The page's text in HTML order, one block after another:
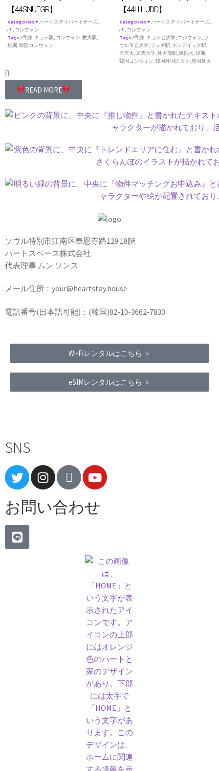
【44SNUEGR】
Categories♥ ハートステイパートナーズ,
all, コシウォン
Tags2号線, キョデ駅, コシウォン,教大駅,
短期,韓国コシウォン
【44HIHUDD】
Categories♥ ハートステイパートナーズ,
all, コシウォン
Tags2号線, キョンヒ大学, コシウォン, ソ
ウル市立大学, フェギ駅,ホンデイック駅,
光雲大,光雲大学,外大前駅, 慶熙大,短期,
韓国コシウォン,韓国外国語大学,韓国外大
READ MORE
ソウル特別市江南区奉恩寺路129 18階
ハートスペース株式会社
代表理事 ムン·ソンス
メール住所：your@heartstay.house
電話番号(日本語可能)：(韓国)82-10-3662-7830
Wi-Fiレンタルはこちら ＞
eSIMレンタルはこちら ＞
SNS
お問い合わせ